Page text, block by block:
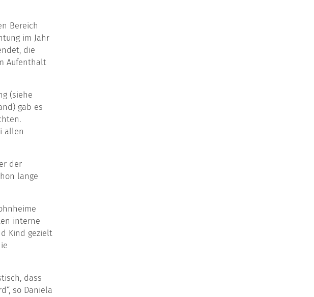
Bereich
im Jahr
die
Aufenthalt
(siehe
gab es
allen
der
lange
interne
Kind gezielt
dass
so Daniela